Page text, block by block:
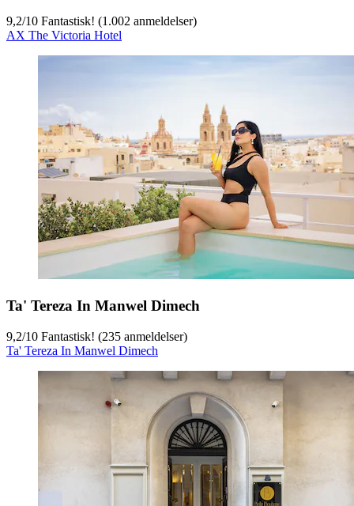
9,2/10 Fantastisk! (1.002 anmeldelser)
AX The Victoria Hotel
Ta' Tereza In Manwel Dimech
9,2/10 Fantastisk! (235 anmeldelser)
Ta' Tereza In Manwel Dimech